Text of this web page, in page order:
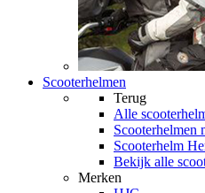
Scooterhelmen
Terug
Alle
Scooterhelmen
Scooterhelm
Bekijk alle
Merken